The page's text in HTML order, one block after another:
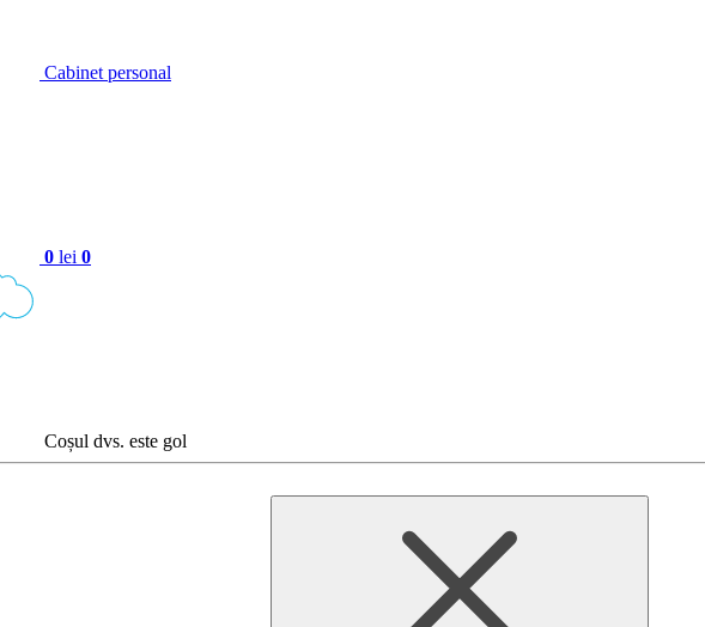
Cabinet personal
0 lei 0
Coșul dvs. este gol